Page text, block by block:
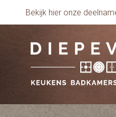
Bekijk hier onze